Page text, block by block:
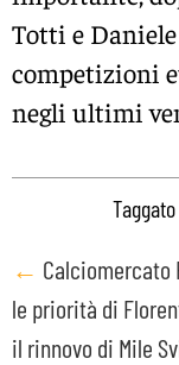
Totti e
competizioni
negli ultimi
Post
navigation
← Calciomercato
le priorità di
il rinnovo di Mile